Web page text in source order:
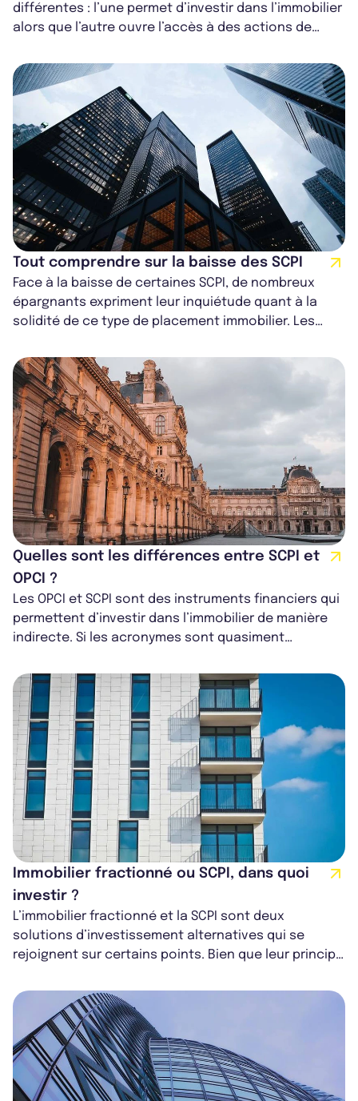
différentes : l’une permet d’investir dans l’immobilier
alors que l’autre ouvre l’accès à des actions de
Tout comprendre sur la baisse des SCPI
Face à la baisse de certaines SCPI, de nombreux
épargnants expriment leur inquiétude quant à la
solidité de ce type de placement immobilier. Les
Quelles sont les différences entre SCPI et
OPCI ?
Les OPCI et SCPI sont des instruments financiers qui
permettent d’investir dans l’immobilier de manière
indirecte. Si les acronymes sont quasiment
Immobilier fractionné ou SCPI, dans quoi
investir ?
L’immobilier fractionné et la SCPI sont deux
solutions d’investissement alternatives qui se
rejoignent sur certains points. Bien que leur principe